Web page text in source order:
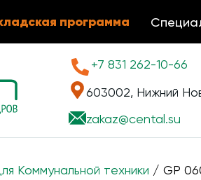
программа
+7 831 262-10-66
603002, Нижний
zakaz@cental.su
Коммунальной техники / GP